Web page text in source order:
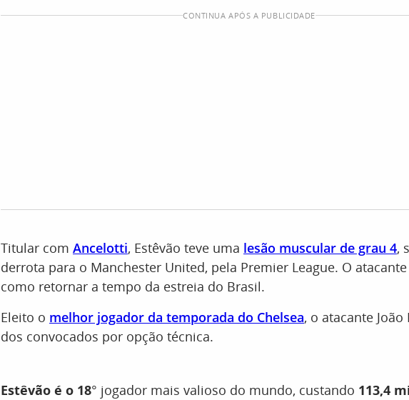
CONTINUA APÓS A PUBLICIDADE
Titular com Ancelotti, Estêvão teve uma lesão muscular de grau 4,
derrota para o Manchester United, pela Premier League. O
como retornar a tempo da estreia do Brasil.
Eleito o melhor jogador da temporada do Chelsea, o atacante
dos convocados por opção técnica.
Estêvão é o 18° jogador mais valioso do mundo, custando 113,4